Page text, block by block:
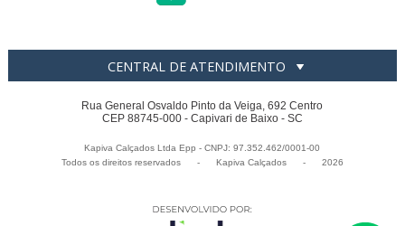
CENTRAL DE ATENDIMENTO
Rua General Osvaldo Pinto da Veiga, 692 Centro
CEP 88745-000 - Capivari de Baixo - SC
Kapiva Calçados Ltda Epp - CNPJ: 97.352.462/0001-00
Todos os direitos reservados
- Kapiva Calçados - 2026